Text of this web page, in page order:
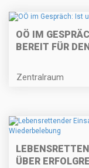
OÖ IM
BEREIT FÜR
Zentralraum
ÜBER